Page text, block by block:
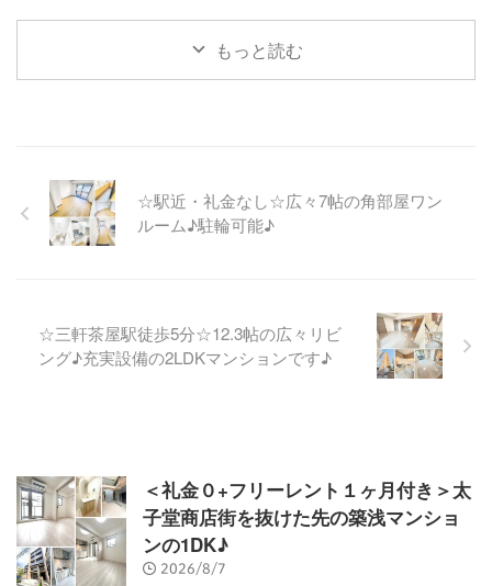
もっと読む
☆駅近・礼金なし☆広々7帖の角部屋ワン
ルーム♪駐輪可能♪
☆三軒茶屋駅徒歩5分☆12.3帖の広々リビ
ング♪充実設備の2LDKマンションです♪
＜礼金０+フリーレント１ヶ月付き＞太
子堂商店街を抜けた先の築浅マンショ
ンの1DK♪
2026/8/7